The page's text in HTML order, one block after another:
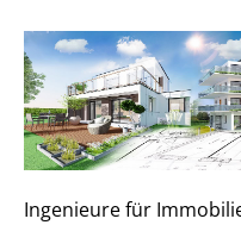
Ingenieure für